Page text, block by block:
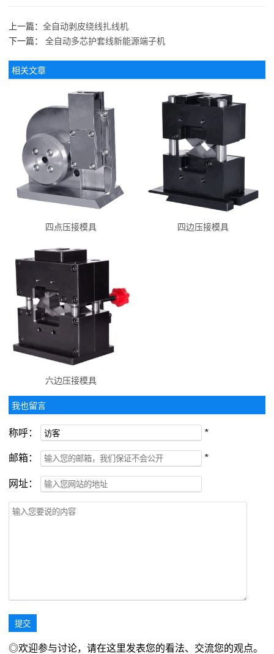
上一篇： 全自动剥皮绕线扎线机
下一篇： 全自动多芯护套线新能源端子机
相关文章
四点压接模具 四边压接模具
六边压接模具
我也留言
称呼： *
邮箱： *
网址：
◎欢迎参与讨论，请在这里发表您的看法、交流您的观点。